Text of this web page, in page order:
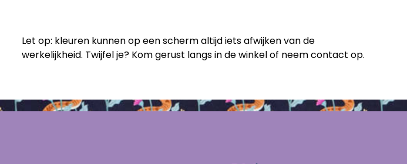
Let op: kleuren kunnen op een scherm altijd iets afwijken van de
werkelijkheid. Twijfel je? Kom gerust langs in de winkel of neem contact op.